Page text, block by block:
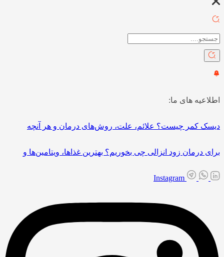
اطلاعیه های ما:
دیسک کمر چیست؟ علائم، علت، روش‌های درمان و هر آنچه
برای درمان زود انزالی چی بخوریم؟ بهترین غذاها، ویتامین‌ها و
Instagram